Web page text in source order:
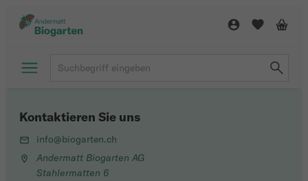
Kontaktieren Sie uns
info@biogarten.ch
Andermatt Biogarten AG
Stahlermatten 6